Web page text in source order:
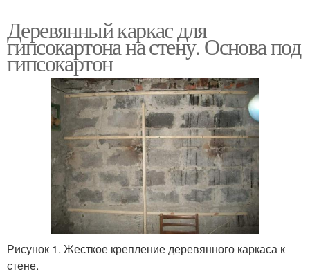
Деревянный каркас для
гипсокартона на стену. Основа под
гипсокартон
Рисунок 1. Жесткое крепление деревянного каркаса к
стене.